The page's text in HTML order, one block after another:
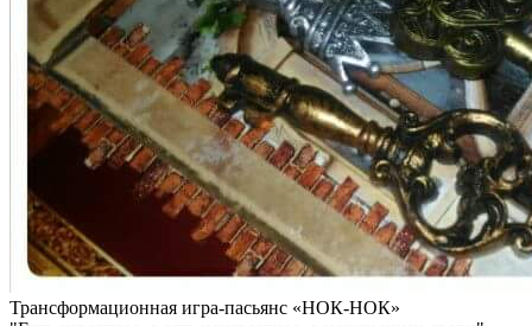
Трансформационная игра-пасьянс «НОК-НОК»